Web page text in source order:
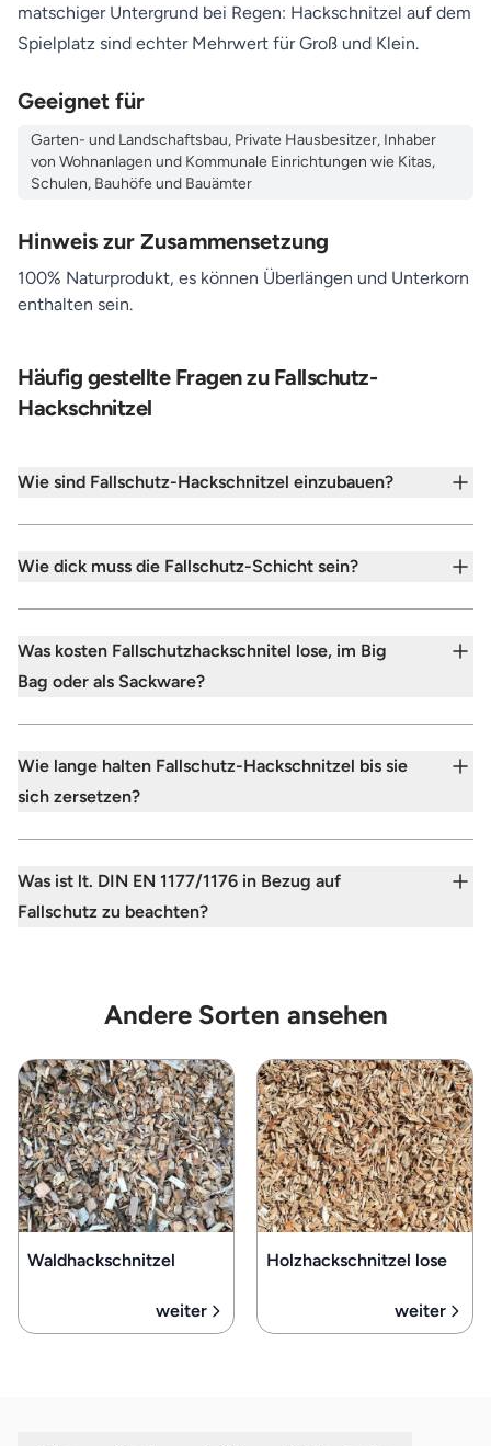
matschiger Untergrund bei Regen: Hackschnitzel auf dem
Spielplatz sind echter Mehrwert für Groß und Klein.
Geeignet für
Garten- und Landschaftsbau, Private Hausbesitzer, Inhaber
von Wohnanlagen und Kommunale Einrichtungen wie Kitas,
Schulen, Bauhöfe und Bauämter
Hinweis zur Zusammensetzung
100% Naturprodukt, es können Überlängen und Unterkorn
enthalten sein.
Häufig gestellte Fragen zu Fallschutz-
Hackschnitzel
Wie sind Fallschutz-Hackschnitzel einzubauen?
Wie dick muss die Fallschutz-Schicht sein?
Was kosten Fallschutzhackschnitel lose, im Big
Bag oder als Sackware?
Wie lange halten Fallschutz-Hackschnitzel bis sie
sich zersetzen?
Was ist lt. DIN EN 1177/1176 in Bezug auf
Fallschutz zu beachten?
Andere Sorten ansehen
Waldhackschnitzel
weiter
Holzhackschnitzel lose
weiter